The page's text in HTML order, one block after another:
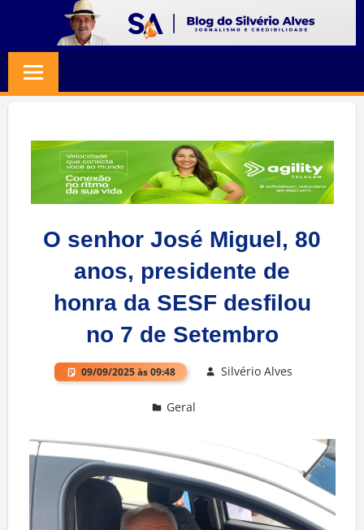
content
SILVERIO
ALVES
Jornalismo
Credibilidade
O senhor José Miguel, 80
anos, presidente de
honra da SESF desfilou
no 7 de Setembro
09/09/2025 às 09:48 Silvério Alves
Geral